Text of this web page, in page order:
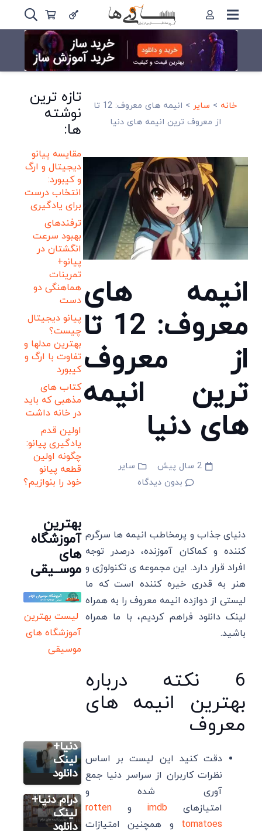
خانه > سایر>
انیمه های معروف: 12 تا
از معروف ترین انیمه های دنیا
انیمه های
معروف: 12 تا
از معروف
ترین انیمه
های دنیا
2 سال پیش
سایر
بدون دیدگاه
دنیای جذاب و پرمخاطب انیمه ها سرگرم
کننده و کماکان آموزنده، درصدر توجه
افراد قرار دارد. این مجموعه ی تکنولوژی و
هنر به قدری خیره کننده است که ما
لیستی از دوازده انیمه معروف را به همراه
لینک دانلود فراهم کردیم، با ما همراه
باشید.
6 نکته درباره
بهترین انیمه های
معروف
دقت کنید این لیست بر اساس
نظرات کاربران از سراسر دنیا جمع
آوری شده و
امتیازهای imdb وrotten
tomatoes و همچنین امتیازات
تازه ترین
نوشته
ها:
مقایسه پیانو
دیجیتال و ارگ
و کیبورد:
انتخاب درست
برای یادگیری
ترفندهای
بهبود سرعت
انگشتان در
پیانو+
تمرینات
هماهنگی دو
دست
پیانو دیجیتال
چیست؟
بهترین مدلها و
تفاوت با ارگ و
کیبورد
کتاب های
مذهبی که باید
در خانه داشت
اولین قدم
یادگیری پیانو:
چگونه اولین
قطعه پیانو
خود را بنوازیم؟
بهترین
آموزشگاه
های
موســیقی
لیست بهترین
آموزشگاه های
موسیقی
دنیا+
لینک
دانلود
سایر
12 تا از
بهترین
انیمه های
درام دنیا+
لینک
دانلود
سایر
19 تا از
بهترین
انیمه های